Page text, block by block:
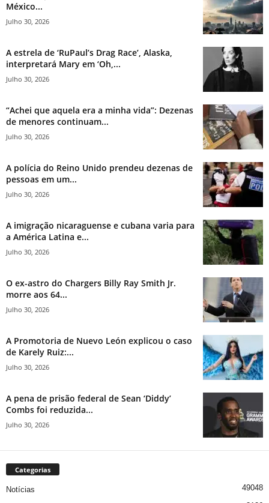
México...
Julho 30, 2026
A estrela de ‘RuPaul’s Drag Race’, Alaska,
interpretará Mary em ‘Oh,...
Julho 30, 2026
“Achei que aquela era a minha vida”: Dezenas
de menores continuam...
Julho 30, 2026
A polícia do Reino Unido prendeu dezenas de
pessoas em um...
Julho 30, 2026
A imigração nicaraguense e cubana varia para
a América Latina e...
Julho 30, 2026
O ex-astro do Chargers Billy Ray Smith Jr.
morre aos 64...
Julho 30, 2026
A Promotoria de Nuevo León explicou o caso
de Karely Ruiz:...
Julho 30, 2026
A pena de prisão federal de Sean ‘Diddy’
Combs foi reduzida...
Julho 30, 2026
Categorias
Notícias
49048